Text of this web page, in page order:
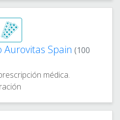
Aurovitas Spain (100
médica.